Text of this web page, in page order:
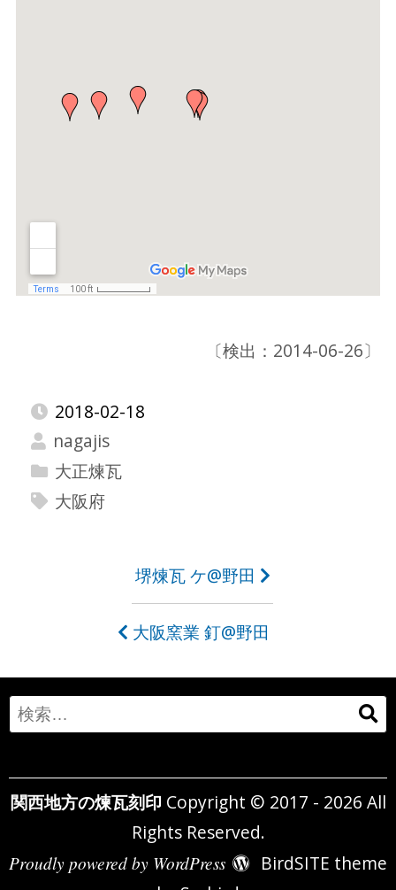
〔検出：2014-06-26〕
2018-02-18
nagajis
大正煉瓦
大阪府
ビ
ゲ
ー
シ
ョ
堺煉瓦 ケ@野田
大阪窯業 釘@野田
Search
for:
関西地方の煉瓦刻印 Copyright © 2017 - 2026 All
Rights Reserved.
Proudly powered by WordPress
BirdSITE theme